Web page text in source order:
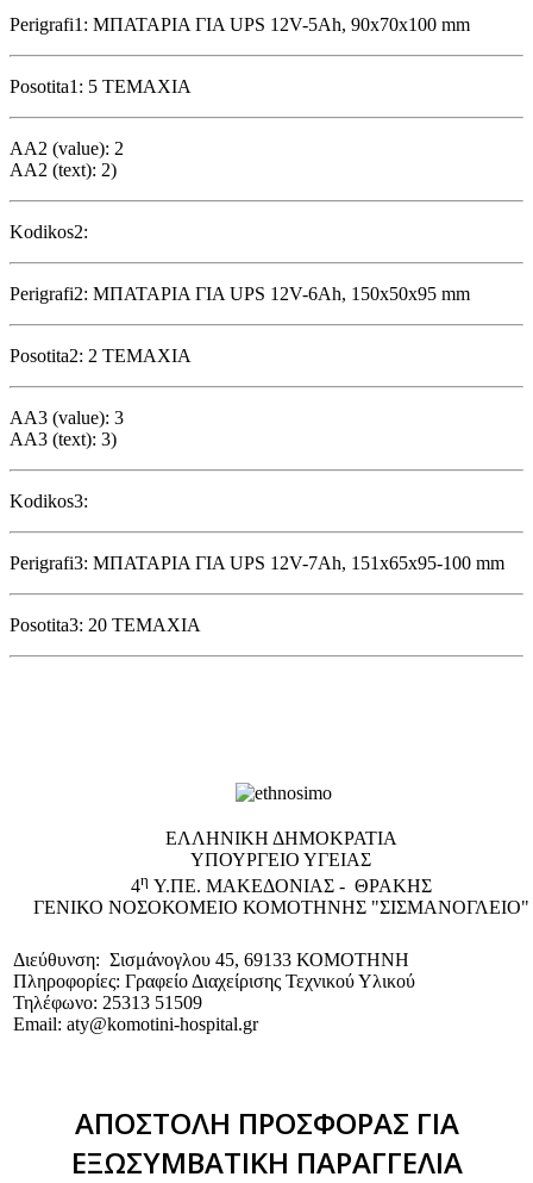
Perigrafi1: ΜΠΑΤΑΡΙΑ ΓΙΑ UPS 12V-5Ah, 90x70x100 mm
Posotita1: 5 ΤΕΜΑΧΙΑ
AA2 (value): 2
AA2 (text): 2)
Kodikos2:
Perigrafi2: ΜΠΑΤΑΡΙΑ ΓΙΑ UPS 12V-6Ah, 150x50x95 mm
Posotita2: 2 ΤΕΜΑΧΙΑ
AA3 (value): 3
AA3 (text): 3)
Kodikos3:
Perigrafi3: ΜΠΑΤΑΡΙΑ ΓΙΑ UPS 12V-7Ah, 151x65x95-100 mm
Posotita3: 20 ΤΕΜΑΧΙΑ
EΛΛΗΝΙΚΗ ΔΗΜΟΚΡΑΤΙΑ
ΥΠΟΥΡΓΕΙΟ ΥΓΕΙΑΣ
4η Υ.ΠΕ. ΜΑΚΕΔΟΝΙΑΣ - ΘΡΑΚΗΣ
ΓΕΝΙΚΟ NΟΣΟΚΟΜΕΙΟ ΚΟΜΟΤΗΝΗΣ "ΣΙΣΜΑΝΟΓΛΕΙΟ"
Διεύθυνση: Σισμάνογλου 45, 69133 ΚΟΜΟΤΗΝΗ
Πληροφορίες: Γραφείο Διαχείρισης Τεχνικού Υλικού
Τηλέφωνο: 25313 51509
Email: aty@komotini-hospital.gr
ΑΠΟΣΤΟΛΗ ΠΡΟΣΦΟΡΑΣ ΓΙΑ
ΕΞΩΣΥΜΒΑΤΙΚΗ ΠΑΡΑΓΓΕΛΙΑ